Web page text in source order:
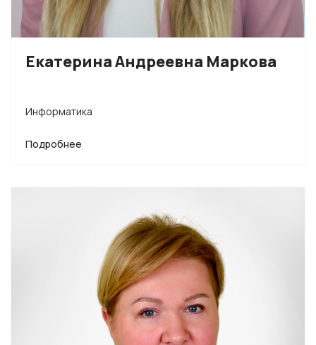
Екатерина Андреевна Маркова
Информатика
Подробнее